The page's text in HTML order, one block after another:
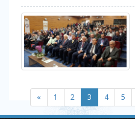
« 1 2 3 (current)
4 5